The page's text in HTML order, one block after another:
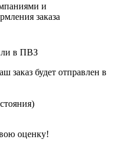
и
заказа
в ПВЗ
заказ будет отправлен в
оценку!